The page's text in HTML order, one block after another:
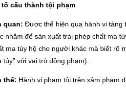
tố cấu thành tội phạm
quan: Được thể hiện qua hành vi tàng
nhằm để sản xuất trái phép chất ma
ma túy hộ cho người khác mà biết rõ
túy” với vai trò đồng phạm).
thể: Hành vi phạm tội trên xâm phạm